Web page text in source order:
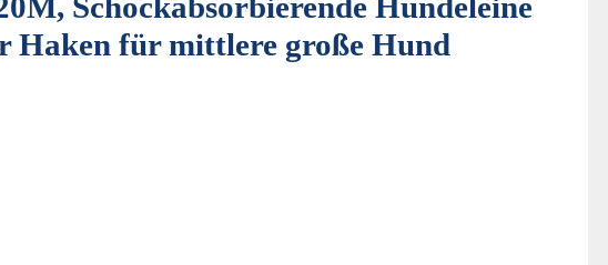
Haken für mittlere große Hund